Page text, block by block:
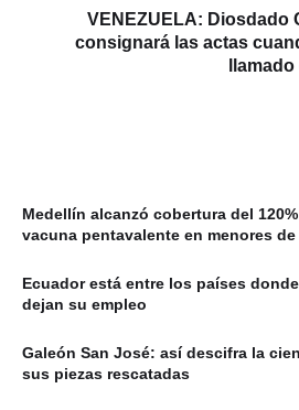
VENEZUELA: Diosdado
consignará las actas
Medellín alcanzó cobertura del
vacuna pentavalente en menores
Ecuador está entre los países
dejan su empleo
Galeón San José: así descifra la
sus piezas rescatadas